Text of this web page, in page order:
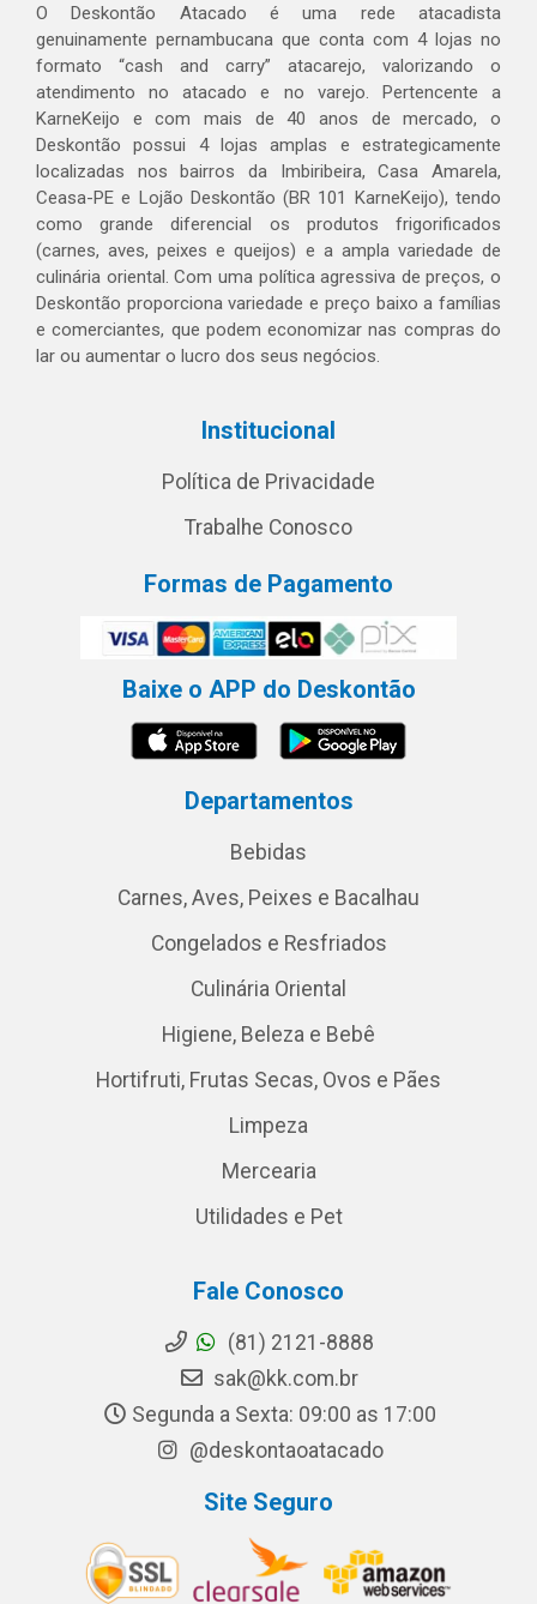
O Deskontão Atacado é uma rede atacadista
genuinamente pernambucana que conta com 4 lojas no
formato “cash and carry” atacarejo, valorizando o
atendimento no atacado e no varejo. Pertencente a
KarneKeijo e com mais de 40 anos de mercado, o
Deskontão possui 4 lojas amplas e estrategicamente
localizadas nos bairros da Imbiribeira, Casa Amarela,
Ceasa-PE e Lojão Deskontão (BR 101 KarneKeijo), tendo
como grande diferencial os produtos frigorificados
(carnes, aves, peixes e queijos) e a ampla variedade de
culinária oriental. Com uma política agressiva de preços, o
Deskontão proporciona variedade e preço baixo a famílias
e comerciantes, que podem economizar nas compras do
lar ou aumentar o lucro dos seus negócios.
Institucional
Política de Privacidade
Trabalhe Conosco
Formas de Pagamento
Baixe o APP do Deskontão
Departamentos
Bebidas
Carnes, Aves, Peixes e Bacalhau
Congelados e Resfriados
Culinária Oriental
Higiene, Beleza e Bebê
Hortifruti, Frutas Secas, Ovos e Pães
Limpeza
Mercearia
Utilidades e Pet
Fale Conosco
(81) 2121-8888
sak@kk.com.br
Segunda a Sexta: 09:00 as 17:00
@deskontaoatacado
Site Seguro